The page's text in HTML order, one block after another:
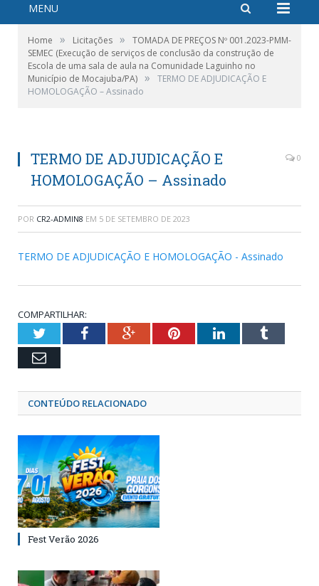
MENU
Home » Licitações »
TOMADA DE PREÇOS Nº 001.2023-PMM-
SEMEC (Execução de serviços de conclusão da construção de
Escola de uma sala de aula na Comunidade Laguinho no
Município de Mocajuba/PA) »
TERMO DE ADJUDICAÇÃO E
HOMOLOGAÇÃO – Assinado
TERMO DE ADJUDICAÇÃO E
HOMOLOGAÇÃO – Assinado
0
POR CR2-ADMIN8 EM 5 DE SETEMBRO DE 2023
TERMO DE ADJUDICAÇÃO E HOMOLOGAÇÃO - Assinado
COMPARTILHAR:
TwitterFacebookGoogle+PinterestLinkedInTumblr
Email
CONTEÚDO RELACIONADO
Fest Verão 2026